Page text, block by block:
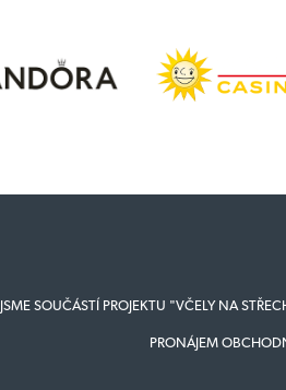
JSME SOUČÁSTÍ PROJEKTU "VČELY NA
PRONÁJEM